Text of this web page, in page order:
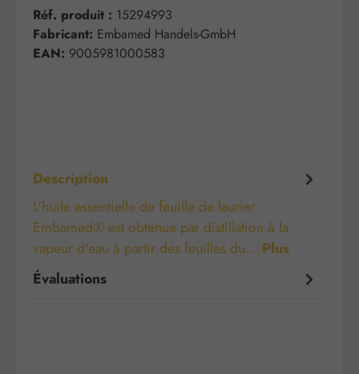
Réf. produit : 15294993
Fabricant: Embamed Handels-GmbH
EAN: 9005981000583
Description
L'huile essentielle de feuille de laurier
Embamed® est obtenue par distillation à la
vapeur d'eau à partir des feuilles du… Plus
Évaluations